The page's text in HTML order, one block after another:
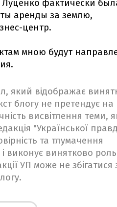
Луценко фактически
аренды за землю,
центр.
мною будут
який відображає
блогу не претендує на
висвітлення теми,
"Української
та тлумачення
виконує винятково роль
УП може не збігатися